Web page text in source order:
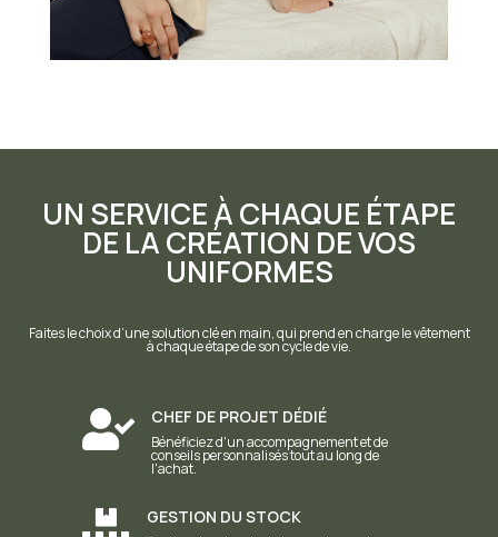
UN SERVICE À CHAQUE ÉTAPE
DE LA CRÉATION DE VOS
UNIFORMES
Faites le choix d’une solution clé en main, qui prend en charge le vêtement
à chaque étape de son cycle de vie.
 CHEF DE PROJET DÉDIÉ
Bénéficiez d'un accompagnement et de
conseils personnalisés tout au long de
l'achat.
GESTION DU STOCK